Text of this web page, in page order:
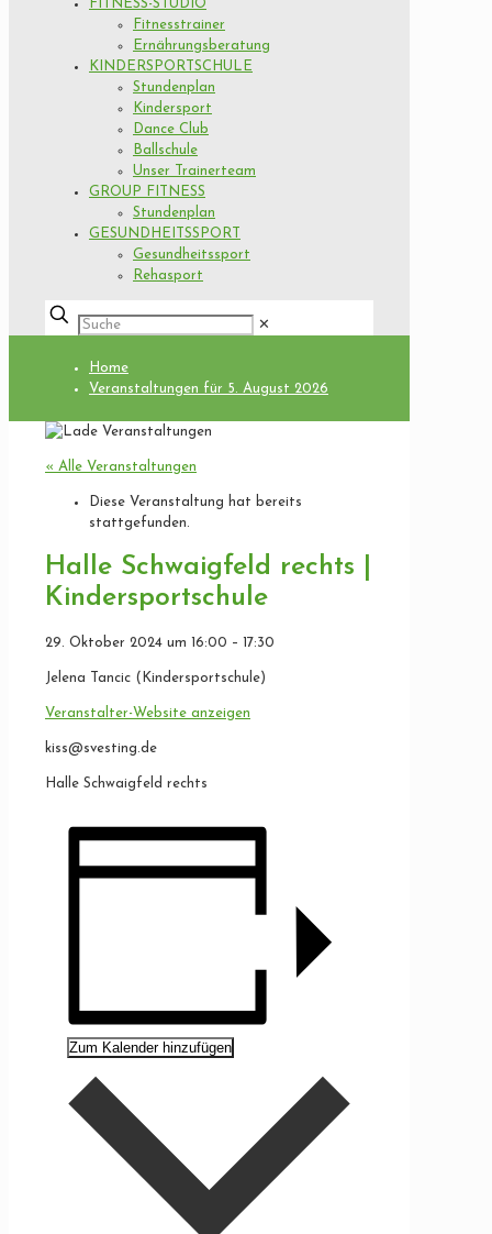
FITNESS-STUDIO
Fitnesstrainer
Ernährungsberatung
KINDERSPORTSCHULE
Stundenplan
Kindersport
Dance Club
Ballschule
Unser Trainerteam
GROUP FITNESS
Stundenplan
GESUNDHEITSSPORT
Gesundheitssport
Rehasport
✕
Home
Veranstaltungen für 5. August 2026
« Alle Veranstaltungen
Diese Veranstaltung hat bereits
stattgefunden.
Halle Schwaigfeld rechts |
Kindersportschule
29. Oktober 2024 um 16:00 – 17:30
Jelena Tancic (Kindersportschule)
Veranstalter-Website anzeigen
kiss@svesting.de
Halle Schwaigfeld rechts
Zum Kalender hinzufügen